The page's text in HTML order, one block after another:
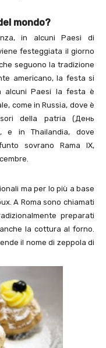
mondo?
in alcuni Paesi di
festeggiata il giorno
seguono la tradizione
americano, la festa si
alcuni Paesi la festa è
come in Russia, dove è
della patria (День
e in Thailandia, dove
sovrano Rama IX,
ma per lo più a base
A Roma sono chiamati
preparati
la cottura al forno.
il nome di zeppola di